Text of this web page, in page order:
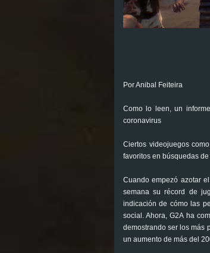
Por Anibal Feiteira
Como lo leen, un
coronavirus
Ciertos videojuegos como
favoritos en búsquedas de
Cuando empezó azotar
semana su récord de
indicación de cómo las
social. Ahora, G2A ha
demostrando ser los más
un aumento de más del